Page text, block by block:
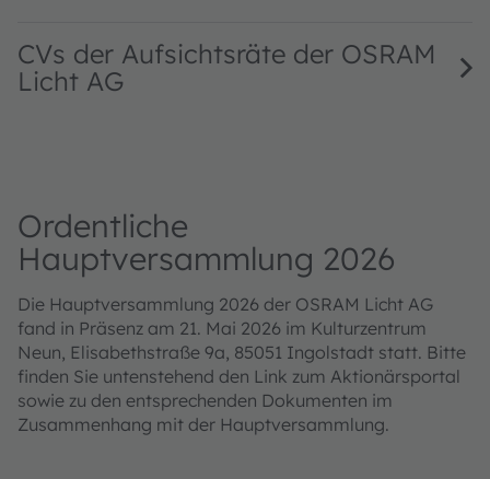
CVs der Aufsichtsräte der OSRAM
Licht AG
Ordentliche
Hauptversammlung 2026
Die Hauptversammlung 2026 der OSRAM Licht AG
fand in Präsenz am 21. Mai 2026 im Kulturzentrum
Neun, Elisabethstraße 9a, 85051 Ingolstadt statt. Bitte
finden Sie untenstehend den Link zum Aktionärsportal
sowie zu den entsprechenden Dokumenten im
Zusammenhang mit der Hauptversammlung.